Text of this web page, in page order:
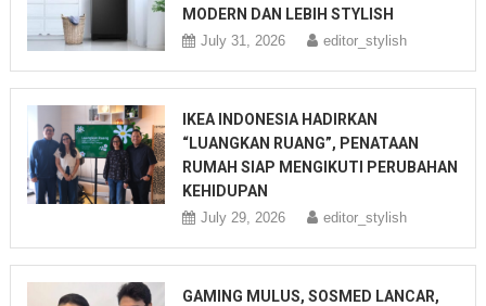
MODERN DAN LEBIH STYLISH
July 31, 2026 editor_stylish
IKEA INDONESIA HADIRKAN
“LUANGKAN RUANG”, PENATAAN
RUMAH SIAP MENGIKUTI PERUBAHAN
KEHIDUPAN
July 29, 2026 editor_stylish
GAMING MULUS, SOSMED LANCAR,